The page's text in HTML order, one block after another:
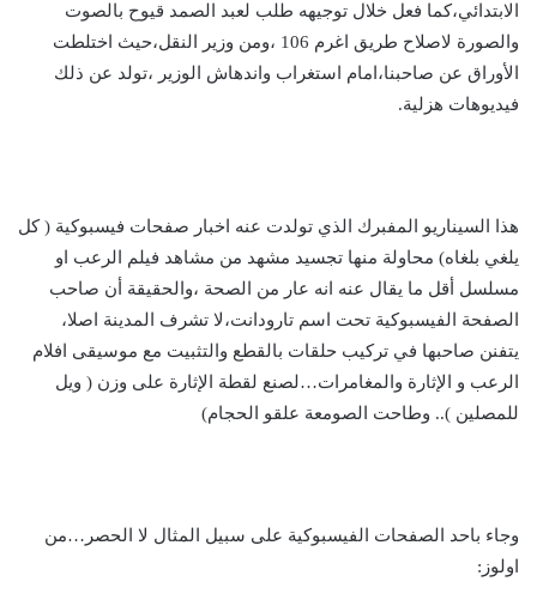
الابتدائي،كما فعل خلال توجيهه طلب لعبد الصمد قيوح بالصوت
والصورة لاصلاح طريق اغرم 106 ،ومن وزير النقل،حيث اختلطت
الأوراق عن صاحبنا،امام استغراب واندهاش الوزير ،تولد عن ذلك
فيديوهات هزلية.
هذا السيناريو المفبرك الذي تولدت عنه اخبار صفحات فيسبوكية ( كل
يلغي بلغاه) محاولة منها تجسيد مشهد من مشاهد فيلم الرعب او
مسلسل أقل ما يقال عنه انه عار من الصحة ،والحقيقة أن صاحب
الصفحة الفيسبوكية تحت اسم تارودانت،لا تشرف المدينة اصلا،
يتفنن صاحبها في تركيب حلقات بالقطع والتثبيت مع موسيقى افلام
الرعب و الإثارة والمغامرات…لصنع لقطة الإثارة على وزن ( ويل
للمصلين ).. وطاحت الصومعة علقو الحجام)
وجاء باحد الصفحات الفيسبوكية على سبيل المثال لا الحصر…من
اولوز: